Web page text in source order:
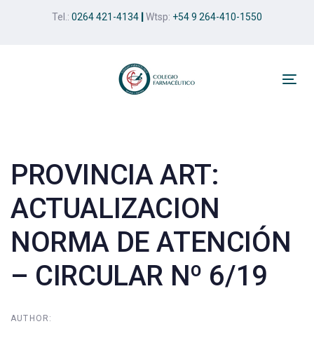
Tel.: 0264 421-4134 Wtsp: +54 9 264-410-1550
PROVINCIA ART:
ACTUALIZACION
NORMA DE ATENCIÓN
– CIRCULAR Nº 6/19
AUTHOR:
navigation